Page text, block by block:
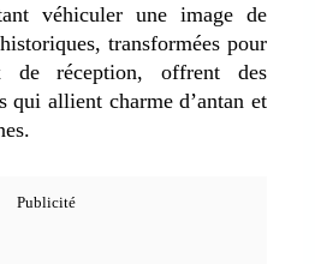
véhiculer une image de
transformées pour
de réception, offrent des
qui allient charme d’antan et